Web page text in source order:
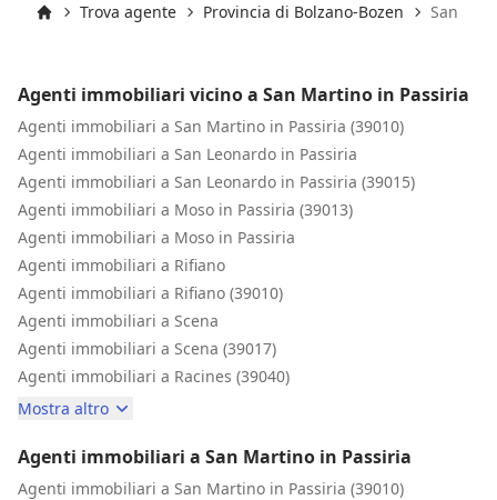
Trova agente Provincia di Bolzano-Bozen San
Agenti immobiliari vicino a San Martino in Passiria
Agenti immobiliari a San Martino in Passiria (39010)
Agenti immobiliari a San Leonardo in Passiria
Agenti immobiliari a San Leonardo in Passiria (39015)
Agenti immobiliari a Moso in Passiria (39013)
Agenti immobiliari a Moso in Passiria
Agenti immobiliari a Rifiano
Agenti immobiliari a Rifiano (39010)
Agenti immobiliari a Scena
Agenti immobiliari a Scena (39017)
Agenti immobiliari a Racines (39040)
Mostra altro
Agenti immobiliari a San Martino in Passiria
Agenti immobiliari a San Martino in Passiria (39010)